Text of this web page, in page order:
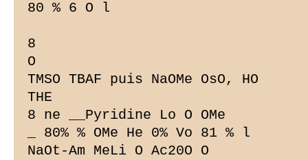
80 % 6 O l
8
O
TMSO TBAF puis NaOMe OsO, HO
THE
8 ne __Pyridine Lo O OMe
_ 80% % OMe He 0% Vo 81 % l
NaOt-Am MeLi O Ac20O O